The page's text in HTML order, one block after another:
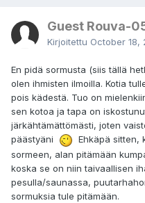
Guest Rouva-
Kirjoitettu October 18,
En pidä sormusta (siis tällä
olen ihmisten ilmoilla. Kotia
pois kädestä. Tuo on
sen kotoa ja tapa on
järkähtämättömästi, joten
päästyäni
Ehkäpä sitten,
sormeen, alan pitämään
koska se on niin taivaallisen
pesulla/saunassa,
sormuksia tule pitämään.